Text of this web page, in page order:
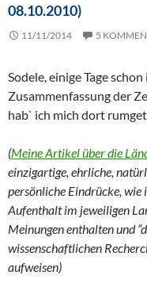
08.10.2010)
11/11/2014 5
Sodele, einige Tage
Zusammenfassung der
hab` ich mich dort
(Meine Artikel über die
einzigartige, ehrliche,
persönliche Eindrücke, wie
Aufenthalt im jeweiligen
Meinungen enthalten und
wissenschaftlichen
aufweisen)